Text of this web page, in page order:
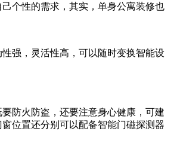
个性的需求，其实，单身公寓装修也
强，灵活性高，可以随时变换智能设
防火防盗，还要注意身心健康，可建
位置还分别可以配备智能门磁探测器